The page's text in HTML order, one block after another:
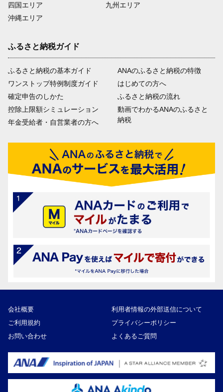
四国エリア
沖縄エリア
九州エリア
ふるさと納税ガイド
ふるさと納税の基本ガイド
ワンストップ特例制度ガイド
確定申告のしかた
控除上限額シミュレーション
年金受給者・自営業者の方へ
ANAのふるさと納税の特徴
はじめての方へ
ふるさと納税の流れ
動画でわかるANAのふるさと
納税
会社概要
利用者情報の外部送信について
ご利用規約
プライバシーポリシー
お問い合わせ
よくあるご質問